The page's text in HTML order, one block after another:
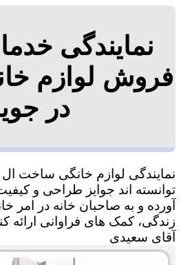
نمایندگی
فروش لوازم
در
نمایندگی لوازم خانگی ساخت
توانسته اند جوایز طراحی و
آورده و به صاحبان خانه در امر
آقای سعیدی